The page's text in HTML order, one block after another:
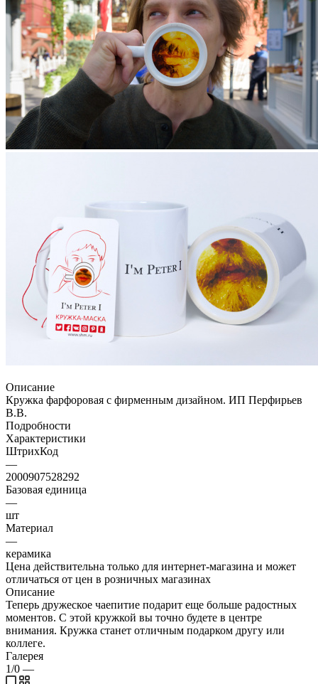
Описание
Кружка фарфоровая с фирменным дизайном. ИП Перфирьев
В.В.
Подробности
Характеристики
ШтрихКод
—
2000907528292
Базовая единица
—
шт
Материал
—
керамика
Цена действительна только для интернет-магазина и может
отличаться от цен в розничных магазинах
Описание
Теперь дружеское чаепитие подарит еще больше радостных
моментов. С этой кружкой вы точно будете в центре
внимания. Кружка станет отличным подарком другу или
коллеге.
Галерея
1/0 —